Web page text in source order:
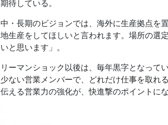
期待している。
中・長期のビジョンでは、海外に生産拠点を
地生産をしてほしいと言われます。場所の選
いと思います」。
リーマンショック以後は、毎年黒字となって
少ない営業メンバーで、どれだけ仕事を取れ
伝える営業力の強化が、快進撃のポイントに